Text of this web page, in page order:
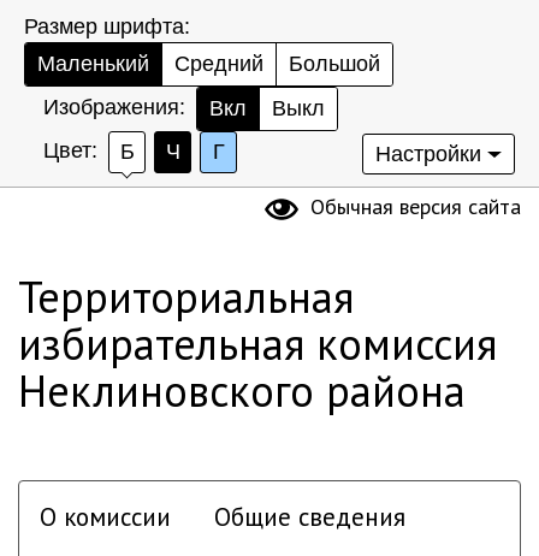
Размер шрифта:
Маленький
Средний
Большой
Изображения:
Вкл
Выкл
Цвет:
Б Ч Г Настройки
Обычная версия сайта
Территориальная
избирательная комиссия
Неклиновского района
О комиссии Общие сведения